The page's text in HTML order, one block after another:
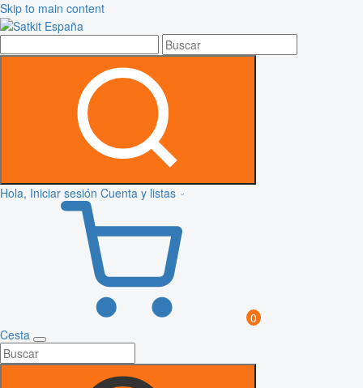
Skip to main content
Hola, Iniciar sesión Cuenta y listas
0
Cesta